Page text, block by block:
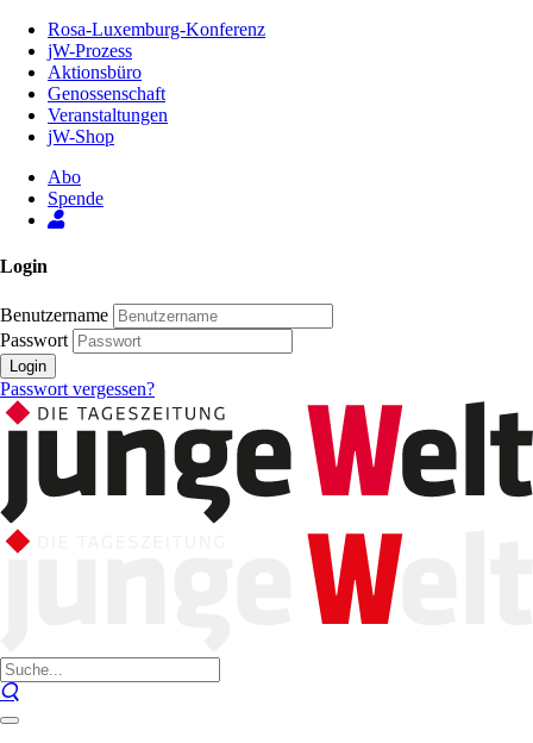
Inhalt
Seite
Rosa-Luxemburg-Konferenz
jW-Prozess
Aktionsbüro
Genossenschaft
Veranstaltungen
jW-Shop
Abo
Spende
Login
Benutzername
Passwort
Login
Passwort vergessen?